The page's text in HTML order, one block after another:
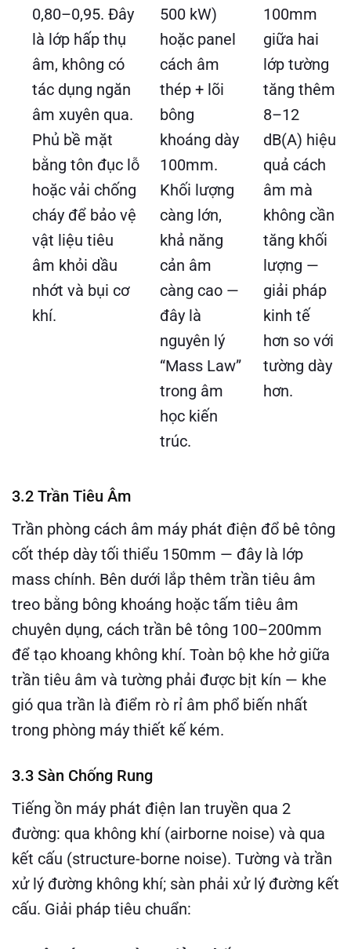
0,80–0,95. Đây
là lớp hấp thụ
âm, không có
tác dụng ngăn
âm xuyên qua.
Phủ bề mặt
bằng tôn đục lỗ
hoặc vải chống
cháy để bảo vệ
vật liệu tiêu
âm khỏi dầu
nhớt và bụi cơ
khí.
500 kW)
hoặc panel
cách âm
thép + lõi
bông
khoáng dày
100mm.
Khối lượng
càng lớn,
khả năng
cản âm
càng cao —
đây là
nguyên lý
“Mass Law”
trong âm
học kiến
trúc.
100mm
giữa hai
lớp tường
tăng thêm
8–12
dB(A) hiệu
quả cách
âm mà
không cần
tăng khối
lượng —
giải pháp
kinh tế
hơn so với
tường dày
hơn.
3.2 Trần Tiêu Âm
Trần phòng cách âm máy phát điện đổ bê tông
cốt thép dày tối thiểu 150mm — đây là lớp
mass chính. Bên dưới lắp thêm trần tiêu âm
treo bằng bông khoáng hoặc tấm tiêu âm
chuyên dụng, cách trần bê tông 100–200mm
để tạo khoang không khí. Toàn bộ khe hở giữa
trần tiêu âm và tường phải được bịt kín — khe
gió qua trần là điểm rò rỉ âm phổ biến nhất
trong phòng máy thiết kế kém.
3.3 Sàn Chống Rung
Tiếng ồn máy phát điện lan truyền qua 2
đường: qua không khí (airborne noise) và qua
kết cấu (structure-borne noise). Tường và trần
xử lý đường không khí; sàn phải xử lý đường kết
cấu. Giải pháp tiêu chuẩn: